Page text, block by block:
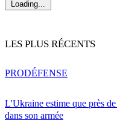
Loading...
LES PLUS RÉCENTS
L'Ukraine estime que près
dans son armée
PRODÉFENSE